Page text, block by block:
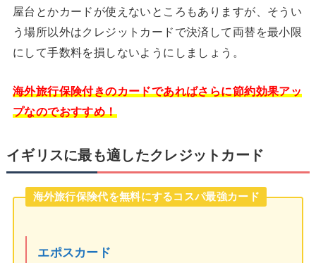
屋台とかカードが使えないところもありますが、そうい
う場所以外はクレジットカードで決済して両替を最小限
にして手数料を損しないようにしましょう。
海外旅行保険付きのカードであればさらに節約効果アッ
プなのでおすすめ！
イギリスに最も適したクレジットカード
海外旅行保険代を無料にするコスパ最強カード
エポスカード